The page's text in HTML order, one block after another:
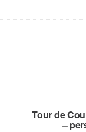
Tour de
–